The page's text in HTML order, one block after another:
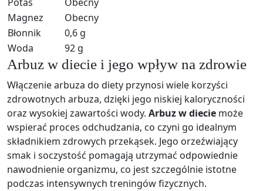
Magnez
Obecny
Błonnik
0,6 g
Woda
92 g
Arbuz w diecie i jego wpływ na zdrowie
Włączenie arbuza do diety przynosi wiele korzyści
zdrowotnych arbuza, dzięki jego niskiej kaloryczności
oraz wysokiej zawartości wody. Arbuz w diecie może
wspierać proces odchudzania, co czyni go idealnym
składnikiem zdrowych przekąsek. Jego orzeźwiający
smak i soczystość pomagają utrzymać odpowiednie
nawodnienie organizmu, co jest szczególnie istotne
podczas intensywnych treningów fizycznych.